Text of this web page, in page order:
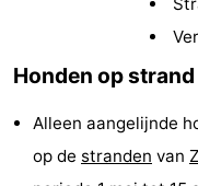
Last
minutes
Strand
Zien
Honden op strand
Alleen aangelijnde
op de stranden van